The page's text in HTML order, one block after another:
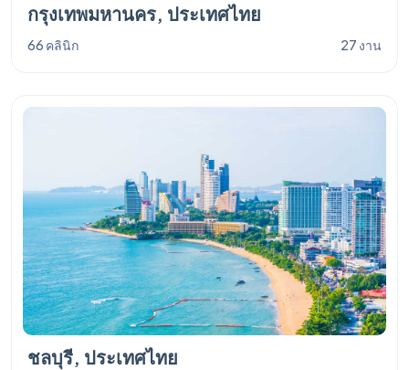
กรุงเทพมหานคร, ประเทศไทย
66 คลินิก 27 งาน
ชลบุรี, ประเทศไทย